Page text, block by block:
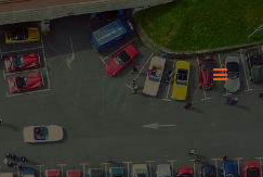
Passer
au
contenu